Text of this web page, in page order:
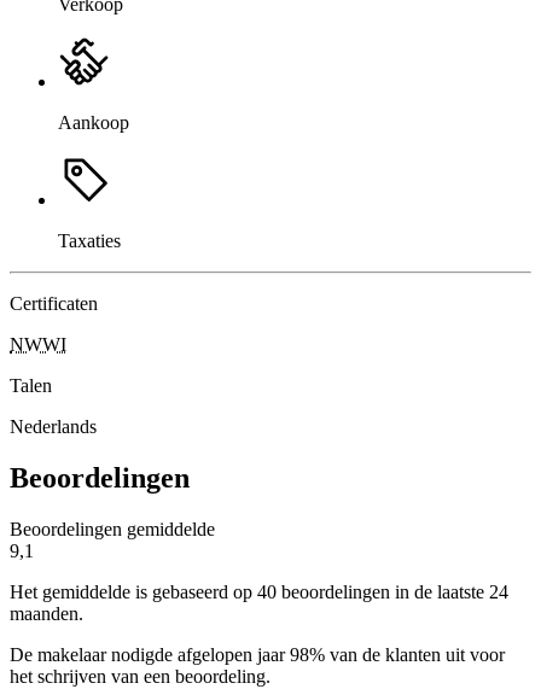
Verkoop
Aankoop
Taxaties
Certificaten
NWWI
Talen
Nederlands
Beoordelingen
Beoordelingen gemiddelde
9,1
Het gemiddelde is gebaseerd op 40 beoordelingen in de laatste 24
maanden.
De makelaar nodigde afgelopen jaar 98% van de klanten uit voor
het schrijven van een beoordeling.